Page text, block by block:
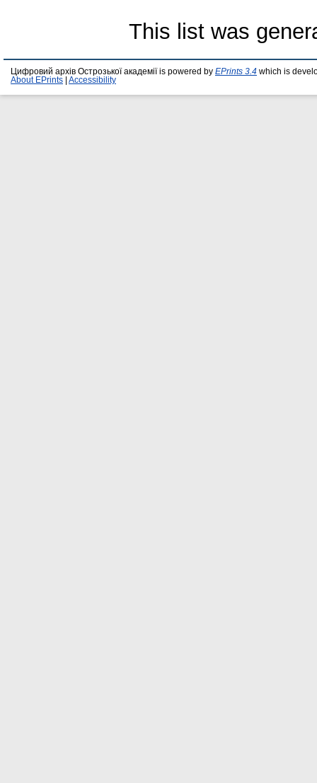
This list was
Цифровий архів Острозької академії is powered by EPrints 3.4 which is
About EPrints
Accessibility